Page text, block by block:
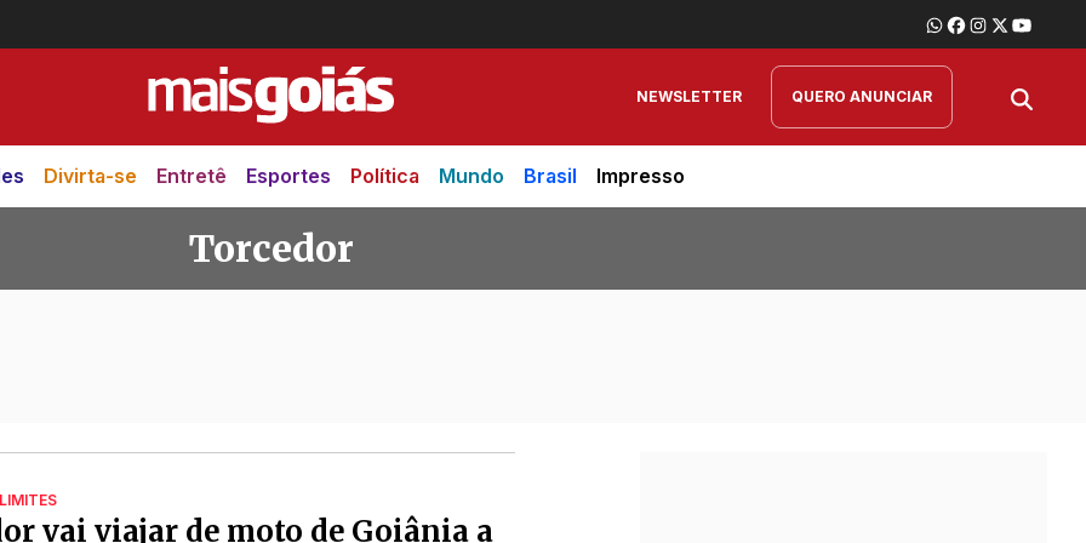
NEWSLETTER QUERO ANUNCIAR
Divirta-se Entretê Esportes Política Mundo Brasil Impresso
Torcedor
vai viajar de moto de Goiânia a